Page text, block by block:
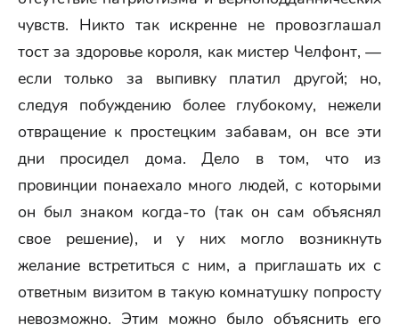
чувств. Никто так искренне не провозглашал
тост за здоровье короля, как мистер Челфонт, —
если только за выпивку платил другой; но,
следуя побуждению более глубокому, нежели
отвращение к простецким забавам, он все эти
дни просидел дома. Дело в том, что из
провинции понаехало много людей, с которыми
он был знаком когда-то (так он сам объяснял
свое решение), и у них могло возникнуть
желание встретиться с ним, а приглашать их с
ответным визитом в такую комнатушку попросту
невозможно. Этим можно было объяснить его